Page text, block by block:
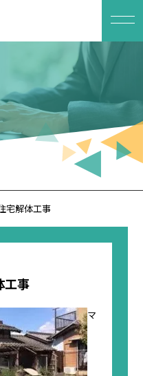
宅解体工事
工事
マ